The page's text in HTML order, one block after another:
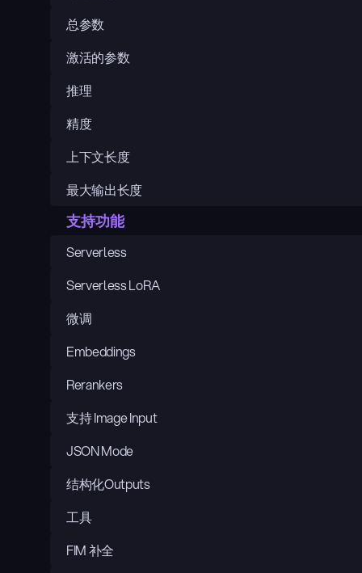
总参数
激活的参数
推理
精度
上下文长度
最大输出长度
支持功能
Serverless
Serverless LoRA
微调
Embeddings
Rerankers
支持 Image Input
JSON Mode
结构化Outputs
工具
FIM 补全